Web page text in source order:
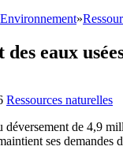
Environnement»
des eaux
Ressources naturelles
de 4,9
ses demandes